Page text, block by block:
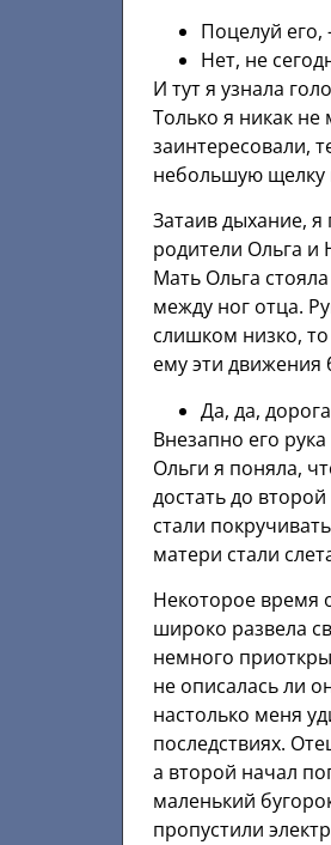
Поцелуй его,
Нет, не
И тут я узнала
Только я никак
заинтересовали,
небольшую щелку
Затаив дыхание,
родители Ольга
Мать Ольга
между ног отца.
слишком низко,
ему эти
Да, да,
Внезапно его
Ольги я поняла,
достать до
стали
матери стали
Некоторое время
широко развела
немного
не описалась ли
настолько меня
последствиях.
а второй начал
маленький
пропустили